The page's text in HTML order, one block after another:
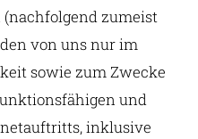
(nachfolgend zumeist
von uns nur im
sowie zum Zwecke
und
inklusive